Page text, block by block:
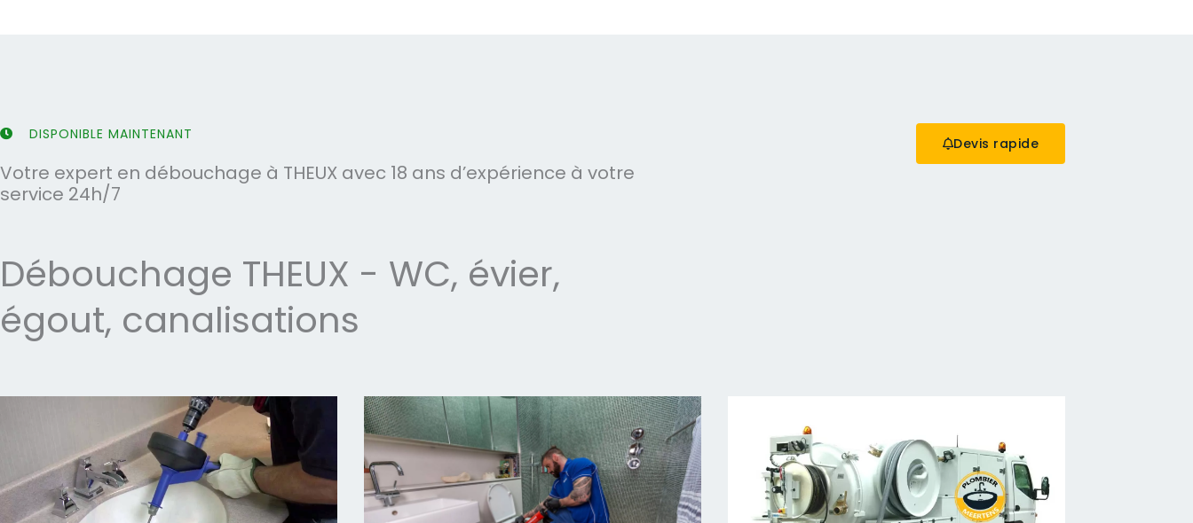
DISPONIBLE MAINTENANT
Votre expert en débouchage à THEUX avec 18 ans d’expérience à votre
service 24h/7
Débouchage THEUX - WC, évier,
égout, canalisations
Devis rapide